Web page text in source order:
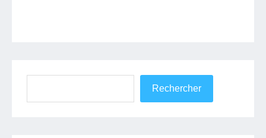
Rechercher